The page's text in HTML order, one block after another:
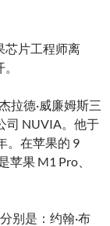
芯片工程师离
拉德·威廉姆斯三
司 NUVIA。他于
。在苹果的 9
苹果 M1 Pro、
别是：约翰·布